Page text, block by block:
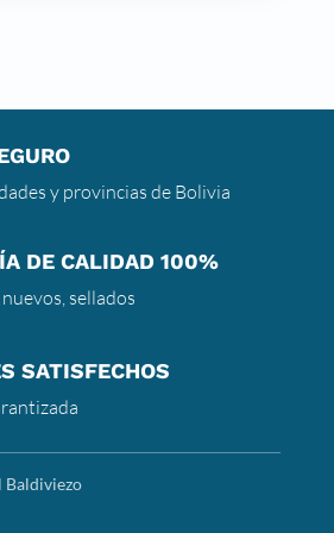
y provincias de Bolivia
DE CALIDAD 100%
sellados
SATISFECHOS
Baldiviezo